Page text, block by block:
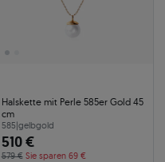
Halskette mit Perle 585er Gold 45
cm
585|gelbgold
510 €
579 € Sie sparen 69 €